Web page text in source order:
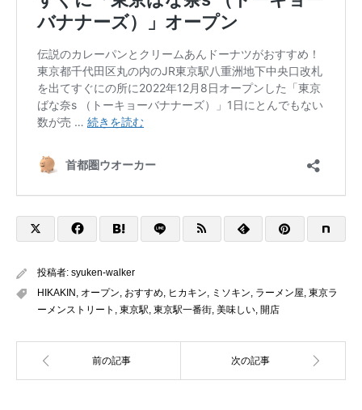
投稿者: syuken-walker
HIKAKIN , オープン, おすすめ, ヒカキン, ミソキン, ラーメン屋, 東京ラ
ーメンストリート , 東京駅, 東京駅一番街, 美味しい, 開店